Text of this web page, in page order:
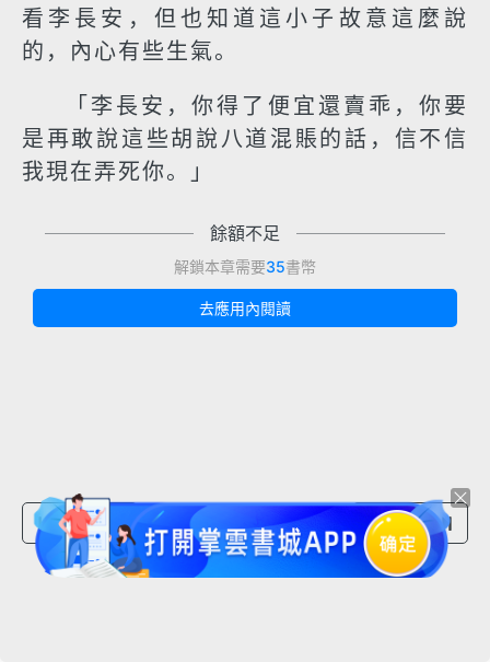
看李長安，但也知道這小子故意這麼說
的，內心有些生氣。
「李長安，你得了便宜還賣乖，你要
是再敢說這些胡說八道混賬的話，信不信
我現在弄死你。」
餘額不足
解鎖本章需要35書幣
去應用內閱讀
上一章節 下一章節